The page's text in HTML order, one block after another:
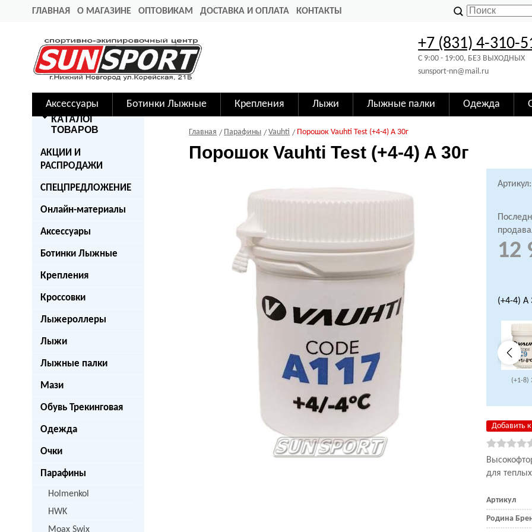
ГЛАВНАЯ О МАГАЗИНЕ ОПТОВИКАМ ДОСТАВКА И ОПЛАТА КОНТАКТЫ
+7 (831) 4-310-
C 9:00 - 19:00, БЕЗ ВЫХОДНЫХ
sunsport-nn@mail.ru
Аксессуары Ботинки Лыжные Крепления Лыжи Лыжные палки Одежда
КАТАЛОГ
ТОВАРОВ
АКЦИИ И
РАСПРОДАЖИ
СПЕЦПРЕДЛОЖЕНИЕ
Онлайн-материалы
Аксессуары
Ботинки Лыжные
Крепления
Кроссовки
Лыжероллеры
Лыжи
Лыжные палки
Мази
Обувь Трекинговая
Одежда
Очки
Парафины
Holmenkol
HWK
Moax Swix
Главная Парафины Vauhti Порошок Vauhti Test (+4-4) A 30г
Порошок Vauhti Test (+4-4) A 30г
12
(+4-4) A
(+1-8)
next
Добавить
для
Артикул
Родина